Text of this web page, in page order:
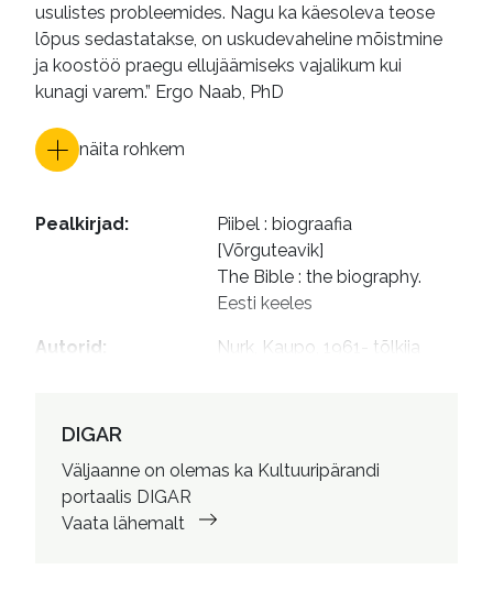
usulistes probleemides. Nagu ka käesoleva teose
lõpus sedastatakse, on uskudevaheline mõistmine
ja koostöö praegu ellujäämiseks vajalikum kui
kunagi varem.” Ergo Naab, PhD
näita rohkem
Pealkirjad:
Piibel : biograafia
[Võrguteavik]
The Bible : the biography.
Eesti keeles
Autorid:
Nurk, Kaupo, 1961- tõlkija
DIGAR
Väljaanne on olemas ka Kultuuripärandi
portaalis DIGAR
Vaata lähemalt